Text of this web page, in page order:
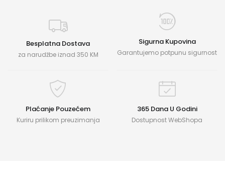
Besplatna Dostava
za narudžbe iznad 350 KM
Sigurna Kupovina
Garantujemo potpunu sigurnost
Plaćanje Pouzećem
Kuriru prilikom preuzimanja
365 Dana U Godini
Dostupnost WebShopa